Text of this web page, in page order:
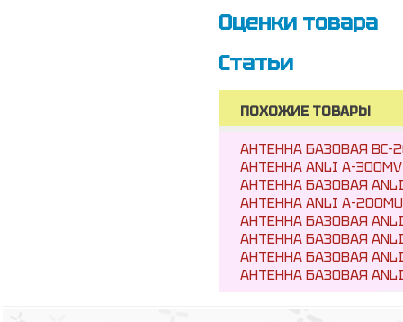
Оценки товара
Статьи
ПОХОЖИЕ ТОВАРЫ
АНТЕННА БАЗОВАЯ BC-
АНТЕННА ANLI A-
АНТЕННА БАЗОВАЯ
АНТЕННА ANLI A-
АНТЕННА БАЗОВАЯ
АНТЕННА БАЗОВАЯ
АНТЕННА БАЗОВАЯ
АНТЕННА БАЗОВАЯ